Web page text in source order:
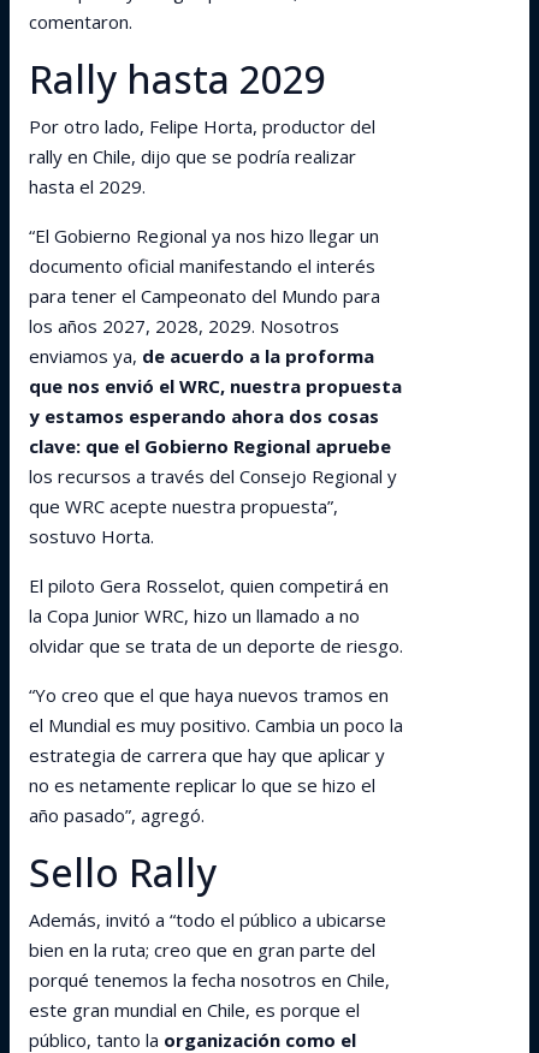
comentaron.
Rally hasta 2029
Por otro lado, Felipe Horta, productor del
rally en Chile, dijo que se podría realizar
hasta el 2029.
“El Gobierno Regional ya nos hizo llegar un
documento oficial manifestando el interés
para tener el Campeonato del Mundo para
los años 2027, 2028, 2029. Nosotros
enviamos ya, de acuerdo a la proforma
que nos envió el WRC, nuestra propuesta
y estamos esperando ahora dos cosas
clave: que el Gobierno Regional apruebe
los recursos a través del Consejo Regional y
que WRC acepte nuestra propuesta”,
sostuvo Horta.
El piloto Gera Rosselot, quien competirá en
la Copa Junior WRC, hizo un llamado a no
olvidar que se trata de un deporte de riesgo.
“Yo creo que el que haya nuevos tramos en
el Mundial es muy positivo. Cambia un poco la
estrategia de carrera que hay que aplicar y
no es netamente replicar lo que se hizo el
año pasado”, agregó.
Sello Rally
Además, invitó a “todo el público a ubicarse
bien en la ruta; creo que en gran parte del
porqué tenemos la fecha nosotros en Chile,
este gran mundial en Chile, es porque el
público, tanto la organización como el